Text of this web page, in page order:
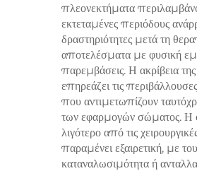
πλεονεκτήματα
εκτεταμένες περιόδους
δραστηριότητες μετά τη
αποτελέσματα με φυσική
παρεμβάσεις. Η ακρίβεια
επηρεάζει τις
που αντιμετωπίζουν
των εφαρμογών σώματος. Η
λιγότερο από τις
παραμένει εξαιρετική, με
καταναλωσιμότητα ή